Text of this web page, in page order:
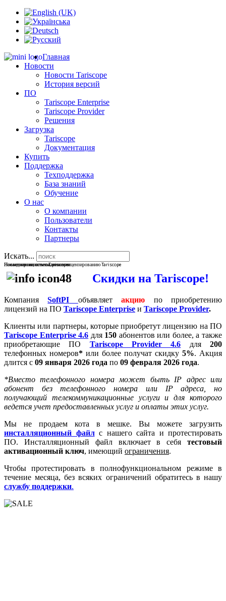
Главная
Новости
Новости Tariscope
История версий
ПО
Tariscope Enterprise
Tariscope Provider
Решения
Загрузка
Tariscope
Документация
Купить
Поддержка
Техподдержка
База знаний
Обучение
О нас
О компании
Пользователи
Контакты
Партнеры
Искать...
Последние новости о Tariscope
Новые версии, отчеты, решения
Новости по использованию и лицензированию Tariscope
Cкидки на Tariscope!
КомпанияSoftPI объявляетакцию по приобретению
лицензий на ПО Tariscope Enterprise и Tariscope Provider.
Клиенты или партнеры, которые приобретут лицензию на ПО
Tariscope Enterprise 4.6 для 150 абонентов или более, а также
приобретающие ПО Tariscope Provider 4.6 для200
телефонных номеров* или более получат скидку 5%. Акция
длится с 09 января 2026 года по 09 февраля 2026 года.
*Вместо телефонного номера может быть IP адрес или
абонент без телефонного номера или IP адреса, но
получающий телекоммуникационные услуги и для которого
ведется учет предоставленных услуг и оплаты этих услуг.
Мы не продаем кота в мешке. Вы можете загрузить
инсталляционный файл с нашего сайта и протестировать
ПО. Инсталляционный файл включает в себя тестовый
активационный ключ, имеющий ограничения.
Чтобы протестировать в полнофункциональном режиме в
течение месяца, без всяких ограничений обратитесь в нашу
службу поддержки.